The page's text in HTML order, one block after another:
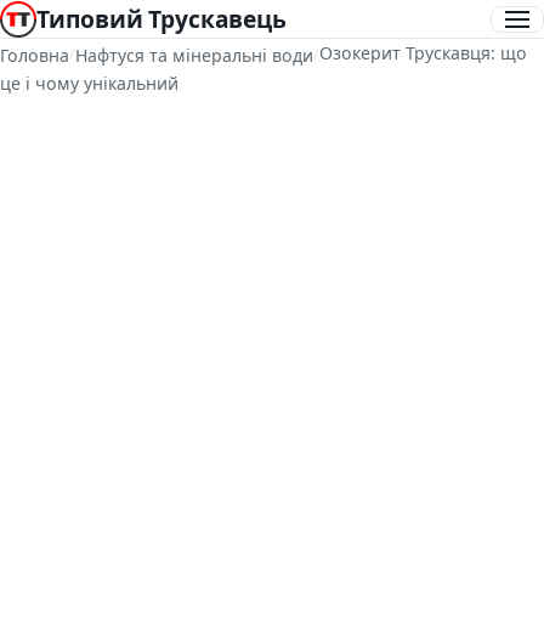
Типовий Трускавець
Головна/Нафтуся та мінеральні води/Озокерит Трускавця: що
це і чому унікальний